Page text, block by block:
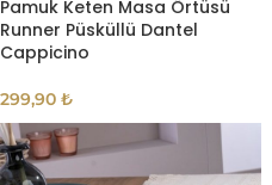
Pamuk Keten Masa Örtüsü
Runner Püsküllü Dantel
Cappicino
299,90 ₺